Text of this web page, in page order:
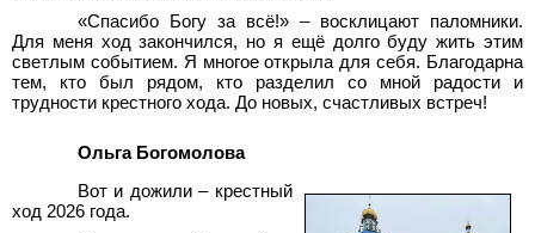
«Спасибо Богу за всё!» – восклицают паломники.
Для меня ход закончился, но я ещё долго буду жить этим
светлым событием. Я многое открыла для себя. Благодарна
тем, кто был рядом, кто разделил со мной радости и
трудности крестного хода. До новых, счастливых встреч!
Ольга Богомолова
Вот и дожили – крестный
ход 2026 года.